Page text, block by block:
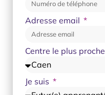
Adresse email
Centre le plus proche
Je suis